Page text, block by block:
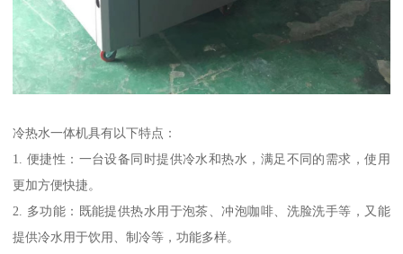
冷热水一体机具有以下特点：
1. 便捷性：一台设备同时提供冷水和热水，满足不同的需求，使用
更加方便快捷。
2. 多功能：既能提供热水用于泡茶、冲泡咖啡、洗脸洗手等，又能
提供冷水用于饮用、制冷等，功能多样。